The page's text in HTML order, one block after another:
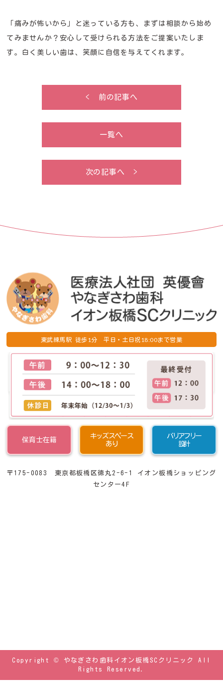
「痛みが怖いから」と迷っている方も、まずは相談から始め
てみませんか？安心して受けられる方法をご提案いたしま
す。白く美しい歯は、笑顔に自信を与えてくれます。
< 前の記事へ
一覧へ
次の記事へ >
東武練馬駅 徒歩 1 分 平日・土日祝 18:00まで営業
保育士在籍
キッズスペース
あり
バリアフリー
設計
〒175-0083 東京都板橋区徳丸2-6-1 イオン板橋ショッピング
センター4F
Copyright © やなぎさわ歯科イオン板橋SCクリニック All
Rights Reserved.